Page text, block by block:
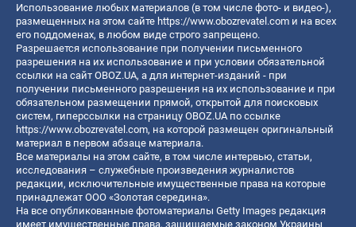
Использование любых материалов (в том числе фото- и видео-),
размещенных на этом сайте https://www.obozrevatel.com и на всех
его поддоменах, в любом виде строго запрещено.
Разрешается использование при получении письменного
разрешения на их использование и при условии обязательной
ссылки на сайт OBOZ.UA, а для интернет-изданий - при
получении письменного разрешения на их использование и при
обязательном размещении прямой, открытой для поисковых
систем, гиперссылки на страницу OBOZ.UA по ссылке
https://www.obozrevatel.com, на которой размещен оригинальный
материал в первом абзаце материала.
Все материалы на этом сайте, в том числе интервью, статьи,
исследования – служебные произведения журналистов
редакции, исключительные имущественные права на которые
принадлежат ООО «Золотая середина».
На все опубликованные фотоматериалы Getty Images редакция
имеет имущественные права, защищаемые законом Украины